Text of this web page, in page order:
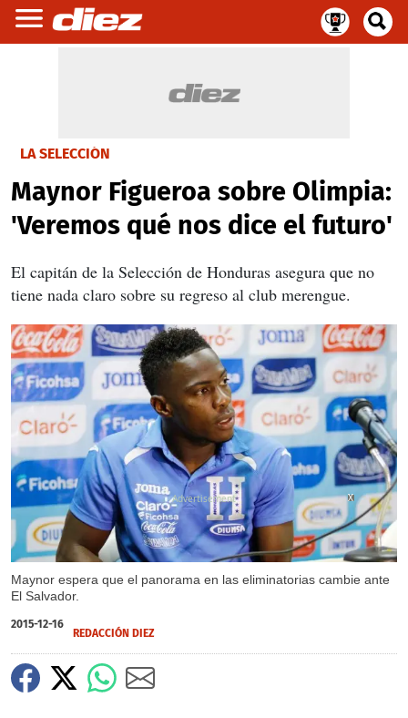
LA SELECCIÓN
Maynor Figueroa sobre Olimpia:
'Veremos qué nos dice el futuro'
El capitán de la Selección de Honduras asegura que no
tiene nada claro sobre su regreso al club merengue.
Maynor espera que el panorama en las eliminatorias cambie ante
El Salvador.
X
X
2015-12-16
REDACCIÓN DIEZ